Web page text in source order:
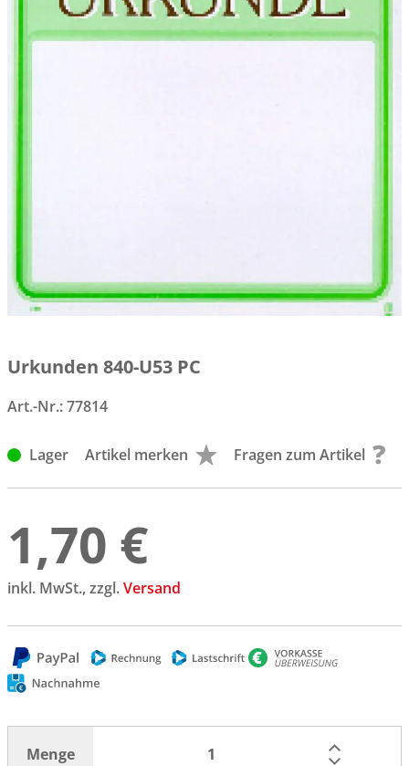
Urkunden 840-U53 PC
Art.-Nr.:77814
Lager Artikel merken Fragen zum Artikel
1,70 €
inkl. MwSt., zzgl.Versand
Menge